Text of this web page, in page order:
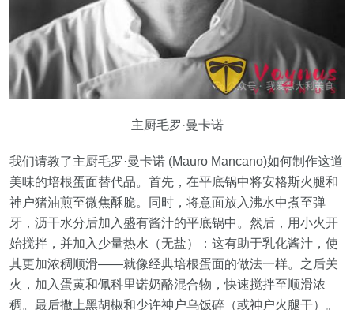
主厨毛罗·曼卡诺
我们请教了主厨毛罗·曼卡诺 (Mauro Mancano)如何制作这道
美味的培根蛋面替代品。首先，在平底锅中将安格斯火腿和
神户猪油煎至微焦酥脆。同时，将意面放入沸水中煮至弹
牙，沥干水分后加入盛有酱汁的平底锅中。然后，用小火开
始搅拌，并加入少量热水（无盐）：这有助于乳化酱汁，使
其更加浓稠顺滑——就像经典培根蛋面的做法一样。之后关
火，加入蛋黄和佩科里诺奶酪混合物，快速搅拌至顺滑浓
稠。最后撒上黑胡椒和少许神户乌饭碎（或神户火腿干）。